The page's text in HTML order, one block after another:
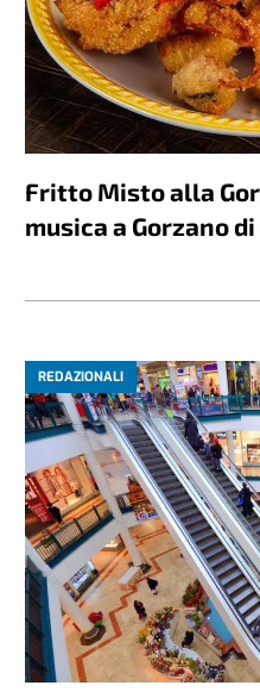
Fritto Misto alla
musica a Gorzano
REDAZIONALI